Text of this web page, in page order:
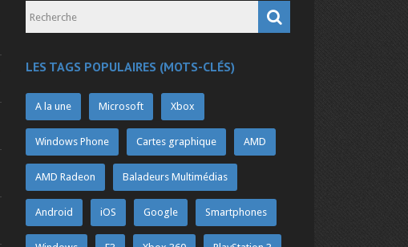
LES TAGS POPULAIRES (MOTS-CLÉS)
A la une Microsoft Xbox
Windows Phone Cartes graphique AMD
AMD Radeon Baladeurs Multimédias
Android iOS Google Smartphones